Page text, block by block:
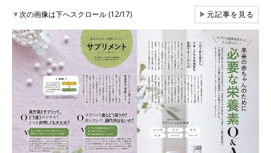
▼次の画像は下へスクロール (12/17) ▶元記事を見る